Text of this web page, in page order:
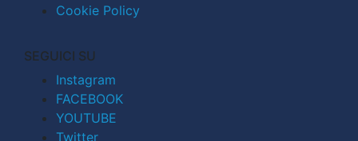
Cookie Policy
SEGUICI SU
Instagram
FACEBOOK
YOUTUBE
Twitter